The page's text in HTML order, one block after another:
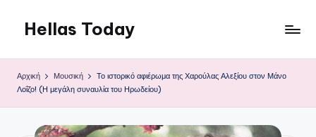
Μετάβαση
περιεχόμενο
Hellas Today
Αρχική Μουσική
Το ιστορικό αφιέρωμα της Χαρούλας Αλεξίου στον Μάνο
Λοΐζο! (Η μεγάλη συναυλία του Ηρωδείου)